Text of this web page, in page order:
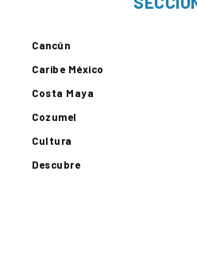
Cancún
Caribe México
Costa Maya
Cozumel
Cultura
Descubre